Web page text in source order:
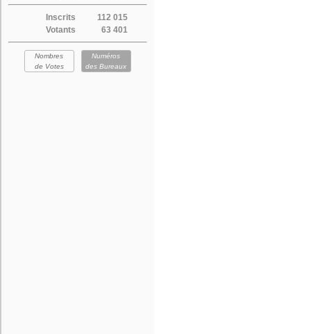
Inscrits
112 015
Votants
63 401
Nombres
de Votes
Numéros
des Bureaux